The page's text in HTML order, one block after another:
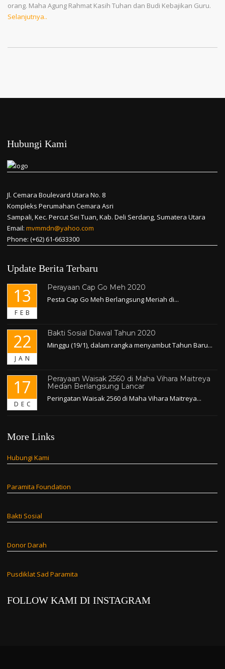
orang. Maha Agung Rahmat Kasih Tuhan dan Budi Kebajikan Guru.
Selanjutnya..
Hubungi Kami
Jl. Cemara Boulevard Utara No. 8
Kompleks Perumahan Cemara Asri
Sampali, Kec. Percut Sei Tuan, Kab. Deli Serdang, Sumatera Utara
Email: mvmmdn@yahoo.com
Phone: (+62) 61-6633300
Update Berita Terbaru
13
FEB
Perayaan Cap Go Meh 2020
Pesta Cap Go Meh Berlangsung Meriah di...
22
JAN
Bakti Sosial Diawal Tahun 2020
Minggu (19/1), dalam rangka menyambut Tahun Baru...
17
DEC
Perayaan Waisak 2560 di Maha Vihara Maitreya
Medan Berlangsung Lancar
Peringatan Waisak 2560 di Maha Vihara Maitreya...
More Links
Hubungi Kami
Paramita Foundation
Bakti Sosial
Donor Darah
Pusdiklat Sad Paramita
FOLLOW KAMI DI INSTAGRAM